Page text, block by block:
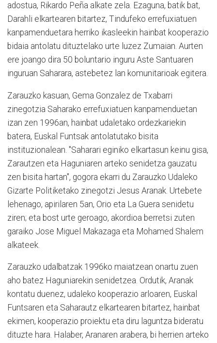
adostua, Rikardo Peña alkate zela. Ezaguna, batik bat,
Darahli elkartearen bitartez, Tindufeko errefuxiatuen
kanpamenduetara herriko ikasleekin hainbat kooperazio
bidaia antolatu dituztelako urte luzez Zumaian. Aurten
ere joango dira 50 boluntario inguru Aste Santuaren
inguruan Saharara, astebetez lan komunitarioak egitera.
Zarauzko kasuan, Gema Gonzalez de Txabarri
zinegotzia Saharako errefuxiatuen kanpamenduetan
izan zen 1996an, hainbat udaletako ordezkariekin
batera, Euskal Funtsak antolatutako bisita
instituzionalean. "Saharari eginiko elkartasun keinu gisa,
Zarautzen eta Haguniaren arteko senidetza gauzatu
zen bisita hartan", gogora ekarri du Zarauzko Udaleko
Gizarte Politiketako zinegotzi Jesus Aranak. Urtebete
lehenago, apirilaren 5an, Orio eta La Guera senidetu
ziren; eta bost urte geroago, akordioa berretsi zuten
garaiko Jose Miguel Makazaga eta Mohamed Shalem
alkateek.
Zarauzko udalbatzak 1996ko maiatzean onartu zuen
aho batez Haguniarekin senidetzea. Ordutik, Aranak
kontatu duenez, udaleko kooperazio arloaren, Euskal
Funtsaren eta Saharautz elkartearen bitartez, hainbat
ekimen, kooperazio proiektu eta diru laguntza bideratu
dituzte hara. Halaber, Aranaren arabera, bi herrien arteko